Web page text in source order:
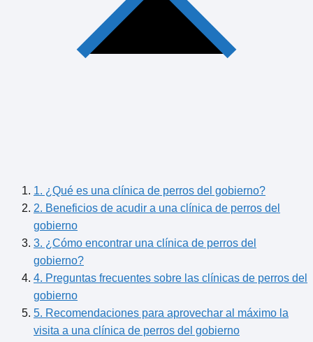
1. ¿Qué es una clínica de perros del gobierno?
2. Beneficios de acudir a una clínica de perros del
gobierno
3. ¿Cómo encontrar una clínica de perros del
gobierno?
4. Preguntas frecuentes sobre las clínicas de perros del
gobierno
5. Recomendaciones para aprovechar al máximo la
visita a una clínica de perros del gobierno